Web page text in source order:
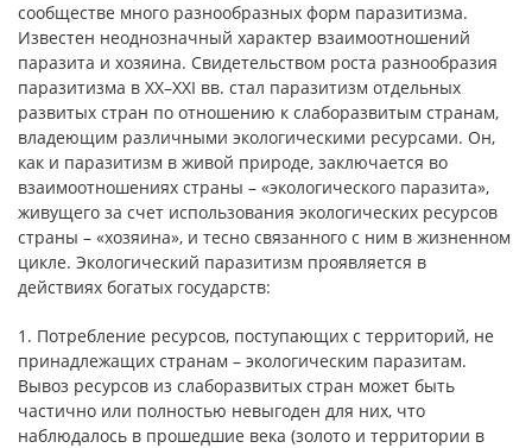
сообществе много разнообразных форм паразитизма.
Известен неоднозначный характер взаимоотношений
паразита и хозяина. Свидетельством роста разнообразия
паразитизма в XX–XXI вв. стал паразитизм отдельных
развитых стран по отношению к слаборазвитым странам,
владеющим различными экологическими ресурсами. Он,
как и паразитизм в живой природе, заключается во
взаимоотношениях страны – «экологического паразита»,
живущего за счет использования экологических ресурсов
страны – «хозяина», и тесно связанного с ним в жизненном
цикле. Экологический паразитизм проявляется в
действиях богатых государств:
1. Потребление ресурсов, поступающих с территорий, не
принадлежащих странам – экологическим паразитам.
Вывоз ресурсов из слаборазвитых стран может быть
частично или полностью невыгоден для них, что
наблюдалось в прошедшие века (золото и территории в